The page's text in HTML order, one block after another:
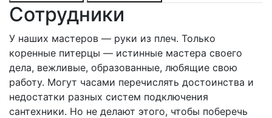
Сотрудники
У наших мастеров — руки из плеч. Только
коренные питерцы — истинные мастера своего
дела, вежливые, образованные, любящие свою
работу. Могут часами перечислять достоинства и
недостатки разных систем подключения
сантехники. Но не делают этого, чтобы поберечь